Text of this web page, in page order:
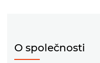
O společnosti